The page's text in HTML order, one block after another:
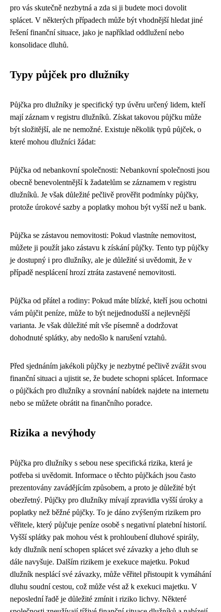
pro vás skutečně nezbytná a zda si ji budete moci dovolit
splácet. V některých případech může být vhodnější hledat jiné
řešení finanční situace, jako je například oddlužení nebo
konsolidace dluhů.
Typy půjček pro dlužníky
Půjčka pro dlužníky je specifický typ úvěru určený lidem, kteří
mají záznam v registru dlužníků. Získat takovou půjčku může
být složitější, ale ne nemožné. Existuje několik typů půjček, o
které mohou dlužníci žádat:
Půjčka od nebankovní společnosti: Nebankovní společnosti jsou
obecně benevolentnější k žadatelům se záznamem v registru
dlužníků. Je však důležité pečlivě prověřit podmínky půjčky,
protože úrokové sazby a poplatky mohou být vyšší než u bank.
Půjčka se zástavou nemovitosti: Pokud vlastníte nemovitost,
můžete ji použít jako zástavu k získání půjčky. Tento typ půjčky
je dostupný i pro dlužníky, ale je důležité si uvědomit, že v
případě nesplácení hrozí ztráta zastavené nemovitosti.
Půjčka od přátel a rodiny: Pokud máte blízké, kteří jsou ochotni
vám půjčit peníze, může to být nejjednodušší a nejlevnější
varianta. Je však důležité mít vše písemně a dodržovat
dohodnuté splátky, aby nedošlo k narušení vztahů.
Před sjednáním jakékoli půjčky je nezbytné pečlivě zvážit svou
finanční situaci a ujistit se, že budete schopni splácet. Informace
o půjčkách pro dlužníky a srovnání nabídek najdete na internetu
nebo se můžete obrátit na finančního poradce.
Rizika a nevýhody
Půjčka pro dlužníky s sebou nese specifická rizika, která je
potřeba si uvědomit. Informace o těchto půjčkách jsou často
prezentovány zavádějícím způsobem, a proto je důležité být
obezřetný. Půjčky pro dlužníky mívají zpravidla vyšší úroky a
poplatky než běžné půjčky. To je dáno zvýšeným rizikem pro
věřitele, který půjčuje peníze osobě s negativní platební historií.
Vyšší splátky pak mohou vést k prohloubení dluhové spirály,
kdy dlužník není schopen splácet své závazky a jeho dluh se
dále navyšuje. Dalším rizikem je exekuce majetku. Pokud
dlužník nesplácí své závazky, může věřitel přistoupit k vymáhání
dluhu soudní cestou, což může vést až k exekuci majetku. V
neposlední řadě je důležité zmínit i riziko lichvy. Některé